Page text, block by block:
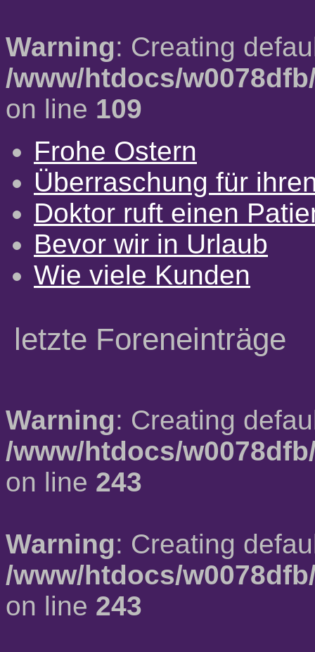
Warning: Creating
/www/htdocs/
on line 109
Frohe Ostern
Überraschung für
Doktor ruft einen
Bevor wir in Urlaub
Wie viele Kunden
letzte Foreneinträge
Warning: Creating
/www/htdocs/
on line 243
Warning: Creating
/www/htdocs/
on line 243